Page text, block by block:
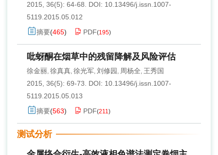
2015, 36(5): 64-68.
DOI: 10.13496/j.issn.1007-
5119.2015.05.012
摘要(465) PDF(195)
吡蚜酮在烟草中的残留降解及风险评估
徐金丽, 徐真真, 徐光军, 刘修园 , 周杨全, 王秀国
2015, 36(5): 69-73.
DOI: 10.13496/j.issn.1007-
5119.2015.05.013
摘要(563) PDF(211)
测试分析